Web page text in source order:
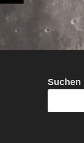
Suchen